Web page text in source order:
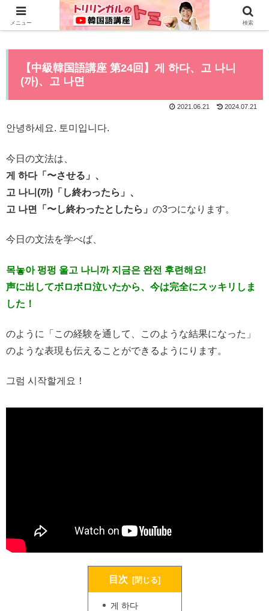
0から全てYouTubeで学べる韓国語講座はこちら>>
【中級韓国語講座 第24回】게 하다、고 나니
(까)、고 나면
2021.06.21 2024.07.21
안녕하세요. 토미입니다.
今日の文法は、
게 하다「〜させる」、
고 나니(까)「し終わったら」、
고 나면「〜し終わったとしたら」 の3つになります。
今日の文法を学べば、
목놓아 펑펑 울고 나니까 지금은 완전 후련해요!
声に出してボロボロ泣いたから、今は完全にスッキリしま
した！
のように「この経験を通して、このような結果になった」
のような表現も伝えることができるようにります。
그럼 시작할게요！
目次
게 하다
メニュー 検索